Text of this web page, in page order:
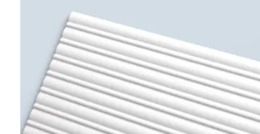
ønskeliste